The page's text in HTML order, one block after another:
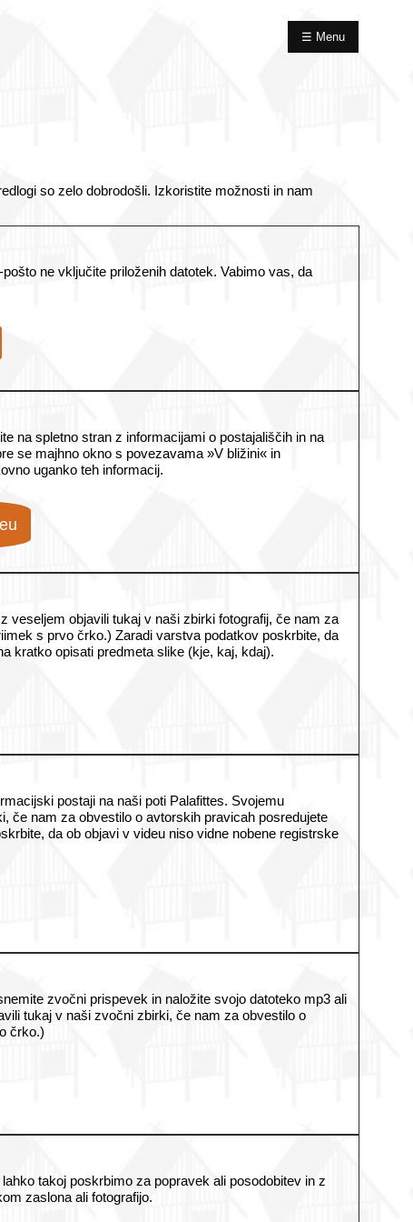
☰ Menu
so zelo dobrodošli. Izkoristite možnosti in nam
ne vključite priloženih datotek. Vabimo vas, da
na spletno stran z informacijami o postajališčih in na
se majhno okno s povezavama »V bližini« in
uganko teh informacij.
veseljem objavili tukaj v naši zbirki fotografij, če nam za
s prvo črko.) Zaradi varstva podatkov poskrbite, da
kratko opisati predmeta slike (kje, kaj, kdaj).
postaji na naši poti Palafittes. Svojemu
če nam za obvestilo o avtorskih pravicah posredujete
da ob objavi v videu niso vidne nobene registrske
zvočni prispevek in naložite svojo datoteko mp3 ali
tukaj v naši zvočni zbirki, če nam za obvestilo o
črko.)
takoj poskrbimo za popravek ali posodobitev in z
zaslona ali fotografijo.